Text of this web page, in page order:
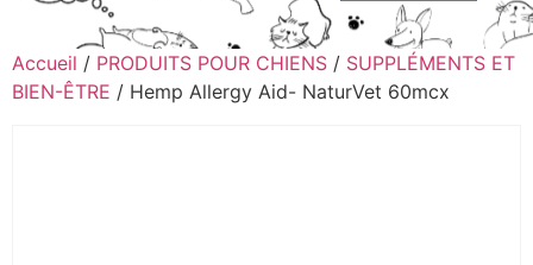
Accueil / PRODUITS POUR CHIENS / SUPPLÉMENTS ET
BIEN-ÊTRE / Hemp Allergy Aid- NaturVet 60mcx